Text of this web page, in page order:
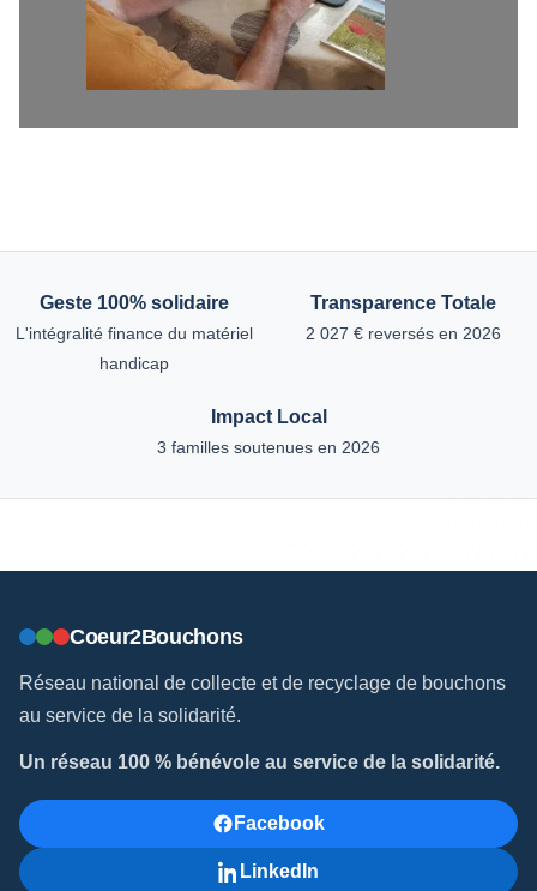
Geste 100% solidaire
L'intégralité finance du matériel
handicap
Transparence Totale
2 027 € reversés en 2026
Impact Local
3 familles soutenues en 2026
Coeur2Bouchons
Réseau national de collecte et de recyclage de bouchons
au service de la solidarité.
Un réseau 100 % bénévole au service de la solidarité.
Facebook
LinkedIn